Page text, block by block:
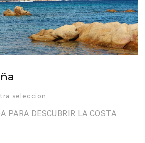
seleccion
PARA DESCUBRIR LA COSTA